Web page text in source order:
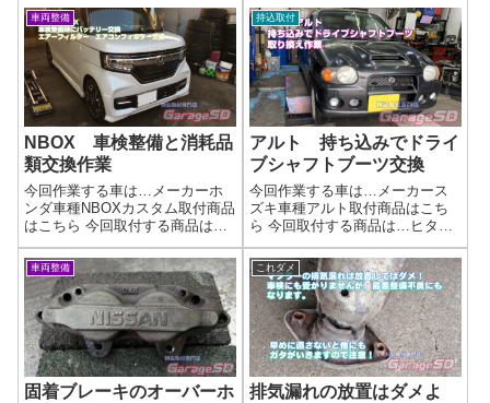
ラーが入っている部分は古いミ
ラーから移植できるので、塗装
代金は必要ないですねオークシ
ョンなどで中古...
も、クーラントやオイルや消耗
品類をリフレッシュ！作業輸入
車は工賃見積もりが難しいので
すが、ぼったくりなどは無いの
で安心してくだ...
車両整備
NBOX 車検整備と消耗品
類交換作業
今回作業する車は…メーカーホ
ンダ車種NBOXカスタム取付商品
はこちら 今回取付する商品は…
バッテリー エアーフィルタ
ー エアコンフィルターこのほ
かにも、オイル交換やタイヤ交
換ほか消耗品を交換しました！
作業写真エアコンフィルターも
エアコンフィ...
持込取付
アルト 持ち込みでドライ
ブシャフトブーツ交換
今回作業する車は…メーカース
ズキ車種アルト取付商品はこち
ら 今回取付する商品は…ヒタチ
製 ドライブシャフトブーツも
ちろん持ち込みでも対応いたし
ますよ('ω')ノ注意点としては、ド
ライブシャフトブーツの場所を
間違わないように！全部交換し
ちゃえ...
車両整備
固着ブレーキのオーバーホ
これダメ
排気漏れの放置はダメよ